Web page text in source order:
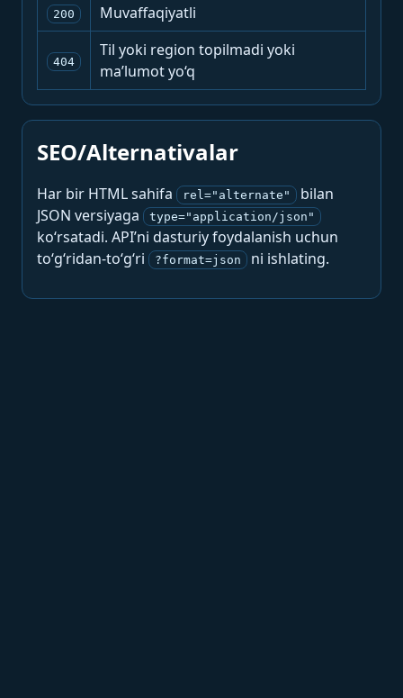
200 Muvaffaqiyatli
404
Til yoki region topilmadi yoki
ma’lumot yo‘q
SEO/Alternativalar
Har bir HTML sahifa rel="alternate"
bilan
JSON versiyaga
type="application/json"
ko‘rsatadi. API’ni dasturiy foydalanish uchun
to‘g‘ridan-to‘g‘ri
?format=json ni ishlating.